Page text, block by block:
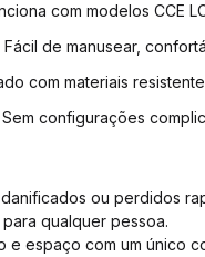
com modelos CCE
Fácil de manusear,
com materiais
Sem configurações
ou perdidos
qualquer pessoa.
e espaço com um único